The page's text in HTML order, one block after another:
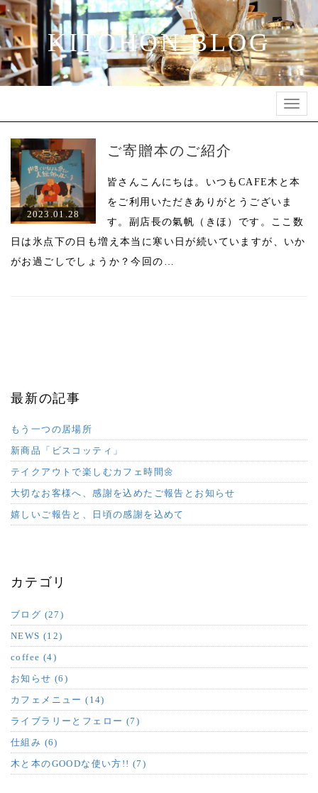
KITOHON BLOG
Toggle
2023.01.28
ご寄贈本のご紹介
皆さんこんにちは。いつもCAFE木と本
をご利用いただきありがとうございま
す。副店長の氣帆（きほ）です。ここ数
日は氷点下の日も増え本当に寒い日が続いていますが、いか
がお過ごしでしょうか？今回の…
最新の記事
もう一つの居場所
新商品「ビスコッティ」
テイクアウトで楽しむカフェ時間🌼
大切なお客様へ、感謝を込めたご報告とお知らせ
嬉しいご報告と、日頃の感謝を込めて
カテゴリ
ブログ (27)
NEWS (12)
coffee (4)
お知らせ (6)
カフェメニュー (14)
ライブラリーとフェロー (7)
仕組み (6)
木と本のGOODな使い方!! (7)